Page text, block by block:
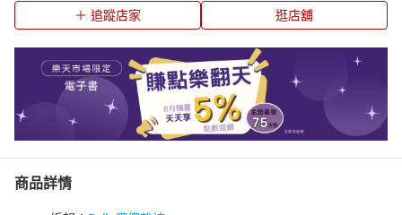
追蹤店家 逛店舖
商品詳情